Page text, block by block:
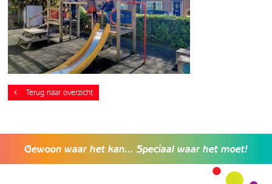
Terug naar overzicht
Gewoon waar het kan... Speciaal waar het moet!